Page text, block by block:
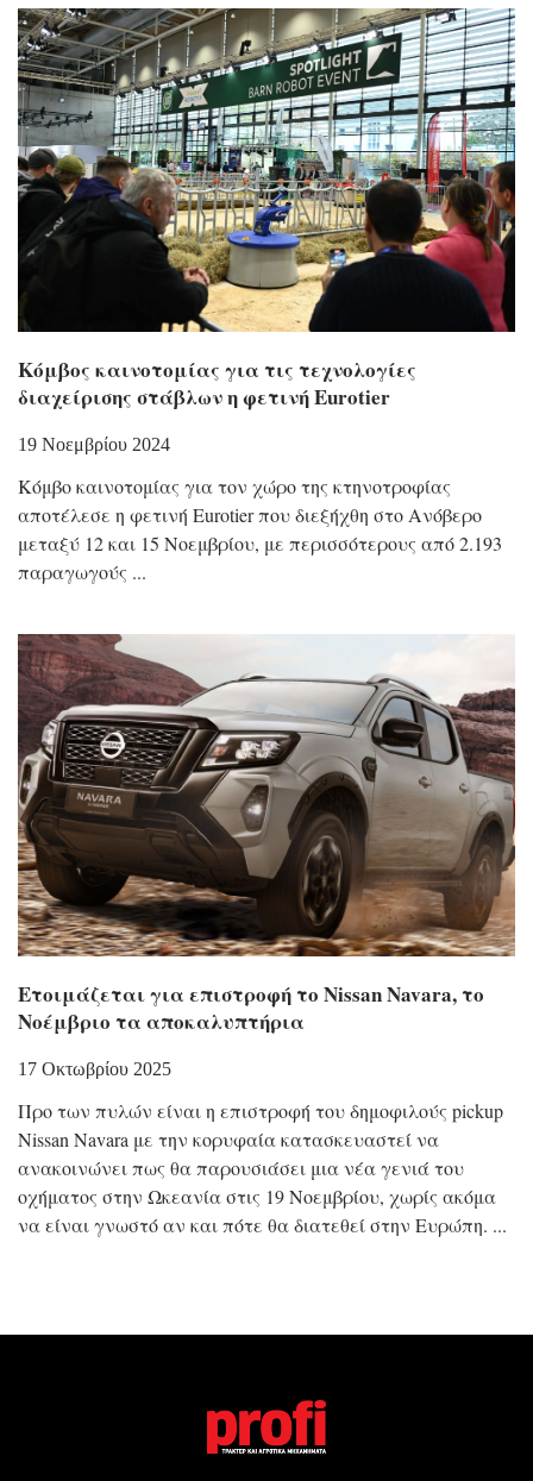
Κόμβος καινοτομίας για τις τεχνολογίες
διαχείρισης στάβλων η φετινή Eurotier
19 Νοεμβρίου 2024
Κόμβο καινοτομίας για τον χώρο της κτηνοτροφίας
αποτέλεσε η φετινή Eurotier που διεξήχθη στο Ανόβερο
μεταξύ 12 και 15 Νοεμβρίου, με περισσότερους από 2.193
παραγωγούς
Eτοιμάζεται για επιστροφή το Nissan Navara, το
Νοέμβριο τα αποκαλυπτήρια
17 Οκτωβρίου 2025
Προ των πυλών είναι η επιστροφή του δημοφιλούς pickup
Nissan Navara με την κορυφαία κατασκευαστεί να
ανακοινώνει πως θα παρουσιάσει μια νέα γενιά του
οχήματος στην Ωκεανία στις 19 Νοεμβρίου, χωρίς ακόμα
να είναι γνωστό αν και πότε θα διατεθεί στην Ευρώπη.